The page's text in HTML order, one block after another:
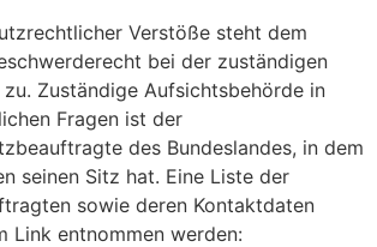
Verstöße steht dem
bei der zuständigen
Zuständige Aufsichtsbehörde in
Fragen ist der
des Bundeslandes, in dem
seinen Sitz hat. Eine Liste der
sowie deren Kontaktdaten
Link entnommen werden: